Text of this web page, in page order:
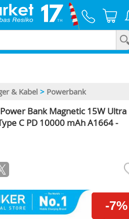
& Kabel > Powerbank
Bank Magnetic 15W Ultra
C PD 10000 mAh A1664 -
-7%